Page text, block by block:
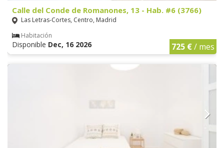
Calle del Conde de Romanones, 13 - Hab. #6 (3766)
Las Letras-Cortes, Centro, Madrid
Habitación
Disponible Dec, 16 2026 725 €/ mes